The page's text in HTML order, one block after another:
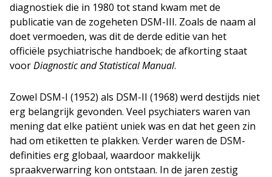
diagnostiek die in 1980 tot stand kwam met de
publicatie van de zogeheten DSM-III. Zoals de naam al
doet vermoeden, was dit de derde editie van het
officiële psychiatrische handboek; de afkorting staat
voorDiagnostic and Statistical Manual.
Zowel DSM-I (1952) als DSM-II (1968) werd destijds niet
erg belangrijk gevonden. Veel psychiaters waren van
mening dat elke patiënt uniek was en dat het geen zin
had om etiketten te plakken. Verder waren de DSM-
definities erg globaal, waardoor makkelijk
spraakverwarring kon ontstaan. In de jaren zestig